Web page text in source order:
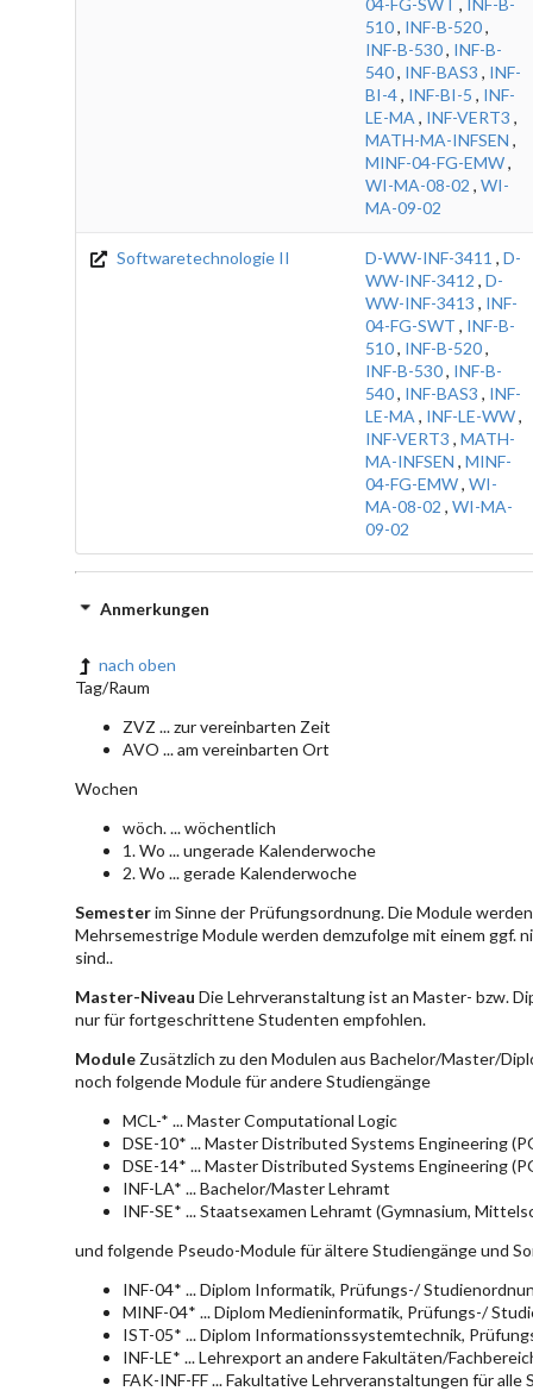
510, INF-B-520,
INF-B-530, INF-B-
540, INF-BAS3 , INF-
BI-4, INF-BI-5 , INF-
LE-MA , INF-VERT3 ,
MATH-MA-INFSEN ,
MINF-04-FG-EMW,
WI-MA-08-02 , WI-
MA-09-02
Softwaretechnologie II D-WW-INF-3411 , D-
WW-INF-3412 , D-
WW-INF-3413 , INF-
04-FG-SWT , INF-B-
510, INF-B-520,
INF-B-530, INF-B-
540, INF-BAS3 , INF-
LE-MA , INF-LE-WW,
INF-VERT3 , MATH-
MA-INFSEN , MINF-
04-FG-EMW, WI-
MA-08-02 , WI-MA-
09-02
Anmerkungen
nach oben
Tag/Raum
ZVZ ... zur vereinbarten Zeit
AVO ... am vereinbarten Ort
Wochen
wöch. ... wöchentlich
1. Wo ... ungerade Kalenderwoche
2. Wo ... gerade Kalenderwoche
Semesterim Sinne der Prüfungsordnung. Die Module
Mehrsemestrige Module werden demzufolge mit einem ggf.
sind..
Master-Niveau Die Lehrveranstaltung ist an Master- bzw.
nur für fortgeschrittene Studenten empfohlen.
Module Zusätzlich zu den Modulen aus Bachelor/Master/
noch folgende Module für andere Studiengänge
MCL-* ... Master Computational Logic
DSE-10* ... Master Distributed Systems Engineering
DSE-14* ... Master Distributed Systems Engineering
INF-LA* ... Bachelor/Master Lehramt
INF-SE* ... Staatsexamen Lehramt (Gymnasium,
und folgende Pseudo-Module für ältere Studiengänge und
INF-04* ... Diplom Informatik, Prüfungs-/
MINF-04* ... Diplom Medieninformatik, Prüfungs-/
IST-05* ... Diplom Informationssystemtechnik,
INF-LE* ... Lehrexport an andere Fakultäten/
FAK-INF-FF ... Fakultative Lehrveranstaltungen für